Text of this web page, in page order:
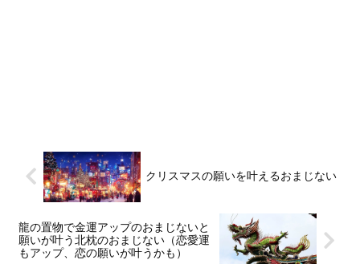
クリスマスの願いを叶えるおまじない
龍の置物で金運アップのおまじないと
願いが叶う北枕のおまじない（恋愛運
もアップ、恋の願いが叶うかも）